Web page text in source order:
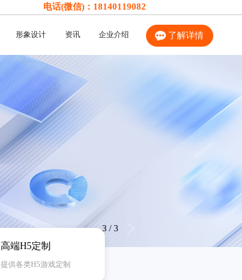
电话(微信)： 18140119082
形象设计 资讯 企业介绍 了解详情
3 / 3
高端H5定制
提供各类H5游戏定制